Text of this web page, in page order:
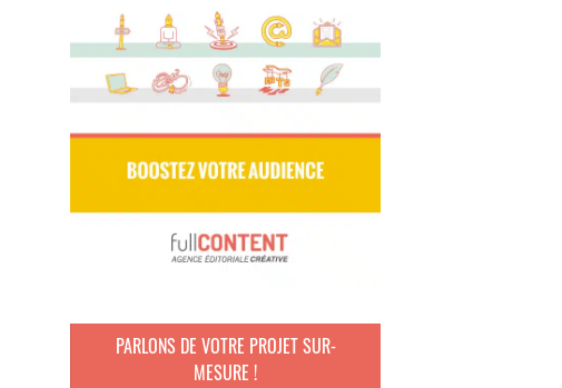
PARLONS DE VOTRE PROJET SUR-
MESURE !